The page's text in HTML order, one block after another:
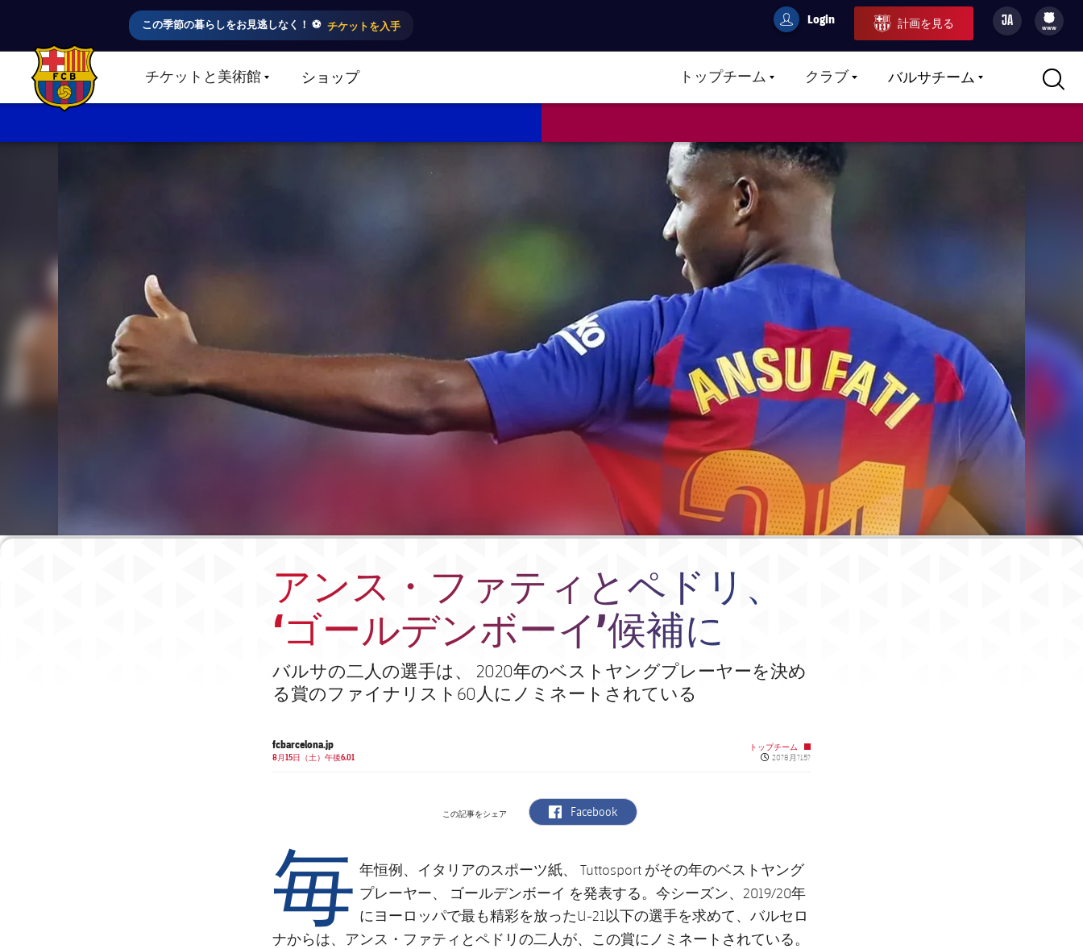
この季節の暮らしをお見逃しなく！ ⚽️ チケットを入手 userCulers
Login 計画を見る JA
filled-badge
www
FC Barcelona club badge チケットと美術館LABEL.SHARE.CARETDOWNショップ トップチームLABEL.ARIA.CARETDOWN
クラブLABEL.ARIA.CARETDOWN
バルサチームLABEL.ARIA.CARETDOWN
アンス・ファティとペドリ、
‘ゴールデンボーイ’候補に
バルサの二人の選手は、 2020年のベストヤングプレーヤーを決め
る賞のファイナリスト60人にノミネートされている
fcbarcelona.jp
8月15日（土）午後6.01
トップチーム
Published news
20?8月?15?
この記事をシェア label.aria.facebook
Facebook
毎 年恒例、イタリアのスポーツ紙、 Tuttosport がその年のベストヤング
プレーヤー、 ゴールデンボーイ を発表する。今シーズン、2019/20年
にヨーロッパで最も精彩を放ったU-21以下の選手を求めて、バルセロ
ナからは、 アンス・ファティ とペドリの二人が、この賞にノミネートされている。